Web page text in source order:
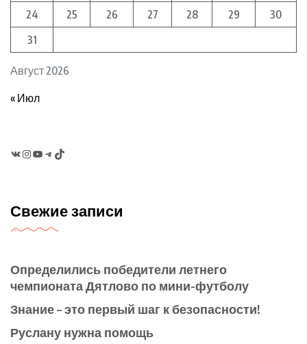
Август 2026
24
25 26 27 28 29
30
31
« Июл
Instagram
YouTubeTelegram
TikTok
Свежие записи
Определились победители летнего
чемпионата Дятлово по мини-футболу
Знание – это первый шаг к безопасности!
Руслану нужна помощь